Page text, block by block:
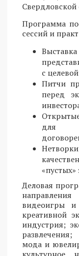
Свердловской
Программа
сессий и
с
Питчи
перед
для
«пустых»
Деловая
видеоигры
креативной
индустрия;
мода и